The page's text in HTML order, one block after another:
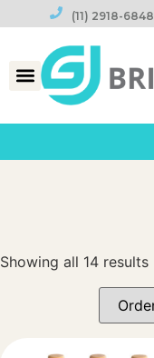
(11) 2918-6848
Showing all 14 results